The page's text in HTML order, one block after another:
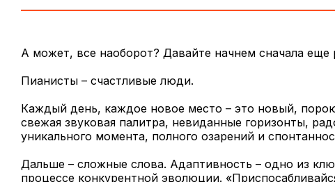
А может, все наоборот? Давайте начнем сначала еще
Пианисты – счастливые люди.
Каждый день, каждое новое место – это новый,
свежая звуковая палитра, невиданные горизонты,
уникального момента, полного озарений и
Дальше – сложные слова. Адаптивность – одно из
процессе конкурентной эволюции.